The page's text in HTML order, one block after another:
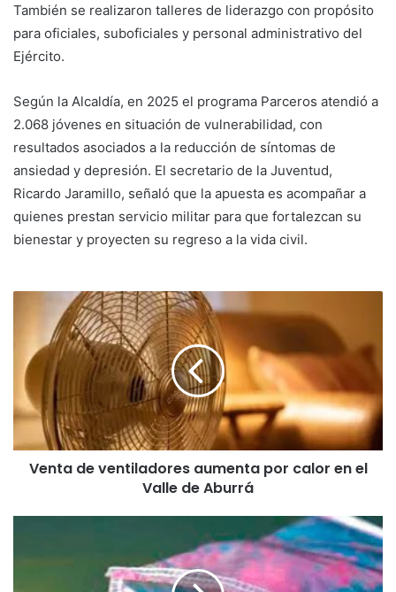
También se realizaron talleres de liderazgo con propósito
para oficiales, suboficiales y personal administrativo del
Ejército.
Según la Alcaldía, en 2025 el programa Parceros atendió a
2.068 jóvenes en situación de vulnerabilidad, con
resultados asociados a la reducción de síntomas de
ansiedad y depresión. El secretario de la Juventud,
Ricardo Jaramillo, señaló que la apuesta es acompañar a
quienes prestan servicio militar para que fortalezcan su
bienestar y proyecten su regreso a la vida civil.
Venta de ventiladores aumenta por calor en el
Valle de Aburrá